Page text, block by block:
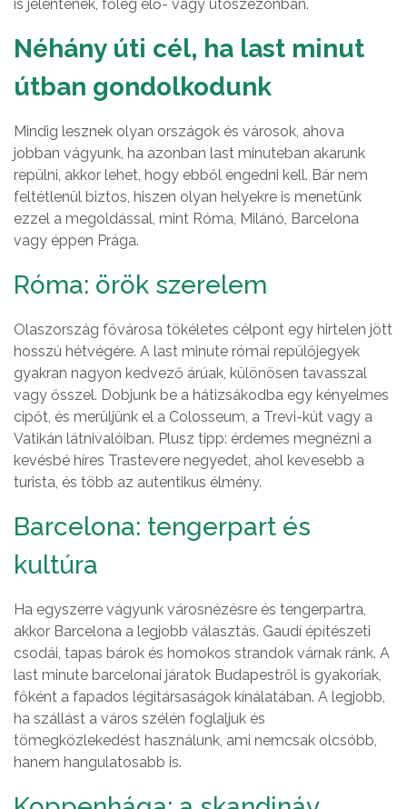
is jelentenek, főleg elő- vagy utószezonban.
Néhány úti cél, ha last minut
útban gondolkodunk
Mindig lesznek olyan országok és városok, ahova
jobban vágyunk, ha azonban last minuteban akarunk
repülni, akkor lehet, hogy ebből engedni kell. Bár nem
feltétlenül biztos, hiszen olyan helyekre is menetünk
ezzel a megoldással, mint Róma, Milánó, Barcelona
vagy éppen Prága.
Róma: örök szerelem
Olaszország fővárosa tökéletes célpont egy hirtelen jött
hosszú hétvégére. A last minute római repülőjegyek
gyakran nagyon kedvező árúak, különösen tavasszal
vagy ősszel. Dobjunk be a hátizsákodba egy kényelmes
cipőt, és merüljünk el a Colosseum, a Trevi-kút vagy a
Vatikán látnivalóiban. Plusz tipp: érdemes megnézni a
kevésbé híres Trastevere negyedet, ahol kevesebb a
turista, és több az autentikus élmény.
Barcelona: tengerpart és
kultúra
Ha egyszerre vágyunk városnézésre és tengerpartra,
akkor Barcelona a legjobb választás. Gaudí építészeti
csodái, tapas bárok és homokos strandok várnak ránk. A
last minute barcelonai járatok Budapestről is gyakoriak,
főként a fapados légitársaságok kínálatában. A legjobb,
ha szállást a város szélén foglaljuk és
tömegközlekedést használunk, ami nemcsak olcsóbb,
hanem hangulatosabb is.